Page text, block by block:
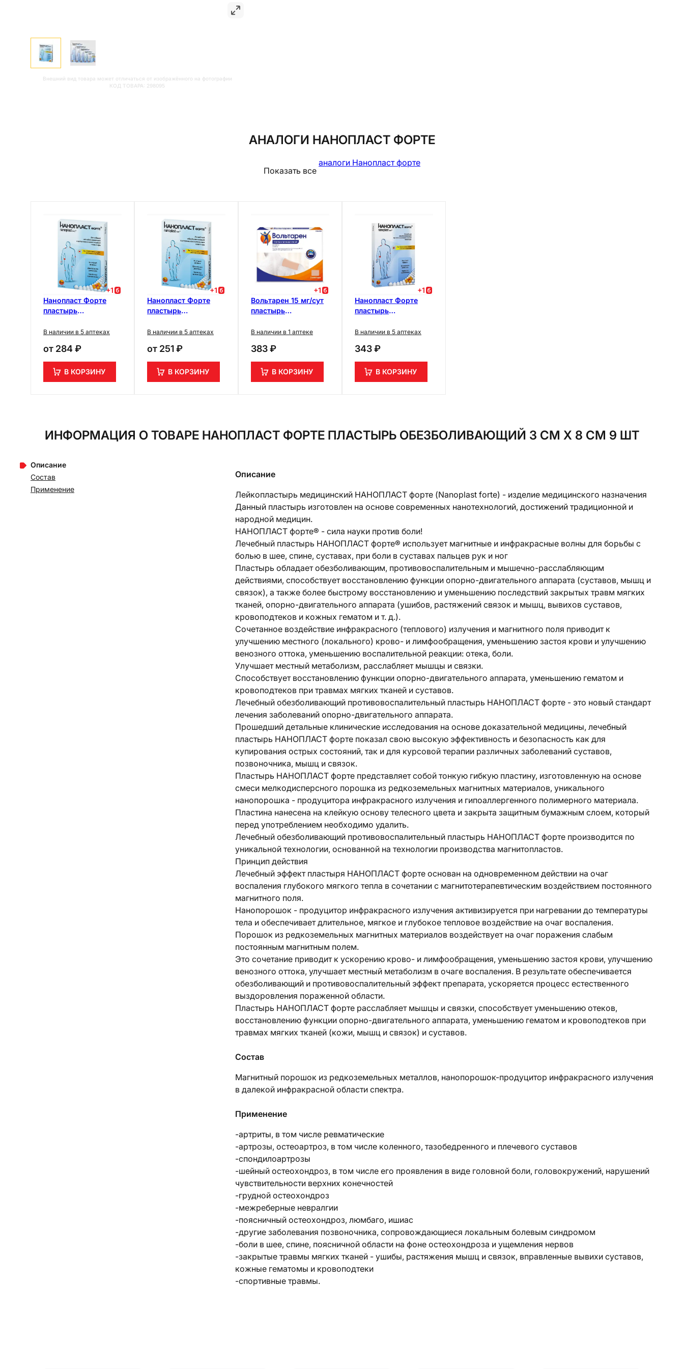
Внешний вид товара может отличаться от изображённого на фотографии
КОД ТОВАРА:
298095
АНАЛОГИ НАНОПЛАСТ ФОРТЕ
Показать все
аналоги Нанопласт форте
+1
Нанопласт Форте
пластырь
см х 16 см 3 шт
В наличии в 5 аптеках
от 284 ₽
В КОРЗИНУ
+1
Нанопласт Форте
пластырь
см х 12 см 3 шт
В наличии в 5 аптеках
от 251 ₽
В КОРЗИНУ
+1
Вольтарен 15 мг/сут
пластырь
мм х 100 мм 2 шт
В наличии в 1 аптеке
383 ₽
В КОРЗИНУ
+1
Нанопласт Форте
пластырь
см х 18 см 3 шт
В наличии в 5 аптеках
343 ₽
В КОРЗИНУ
ИНФОРМАЦИЯ О ТОВАРЕ НАНОПЛАСТ ФОРТЕ ПЛАСТЫРЬ ОБЕЗБОЛИВАЮЩИЙ 3 СМ Х 8 СМ 9 ШТ
Описание
Состав
Применение
Описание
Лейкопластырь медицинский НАНОПЛАСТ форте (Nanoplast forte) - изделие медицинского назначения
Данный пластырь изготовлен на основе современных нанотехнологий, достижений традиционной и
народной медицин.
НАНОПЛАСТ форте® - сила науки против боли!
Лечебный пластырь НАНОПЛАСТ форте® использует магнитные и инфракрасные волны для борьбы с
болью в шее, спине, суставах, при боли в суставах пальцев рук и ног
Пластырь обладает обезболивающим, противовоспалительным и мышечно-расслабляющим
действиями, способствует восстановлению функции опорно-двигательного аппарата (суставов, мышц и
связок), а также более быстрому восстановлению и уменьшению последствий закрытых травм мягких
тканей, опорно-двигательного аппарата (ушибов, растяжений связок и мышц, вывихов суставов,
кровоподтеков и кожных гематом и т. д.).
Сочетанное воздействие инфракрасного (теплового) излучения и магнитного поля приводит к
улучшению местного (локального) крово- и лимфообращения, уменьшению застоя крови и улучшению
венозного оттока, уменьшению воспалительной реакции: отека, боли.
Улучшает местный метаболизм, расслабляет мышцы и связки.
Способствует восстановлению функции опорно-двигательного аппарата, уменьшению гематом и
кровоподтеков при травмах мягких тканей и суставов.
Лечебный обезболивающий противовоспалительный пластырь НАНОПЛАСТ форте - это новый стандарт
лечения заболеваний опорно-двигательного аппарата.
Прошедший детальные клинические исследования на основе доказательной медицины, лечебный
пластырь НАНОПЛАСТ форте показал свою высокую эффективность и безопасность как для
купирования острых состояний, так и для курсовой терапии различных заболеваний суставов,
позвоночника, мышц и связок.
Пластырь НАНОПЛАСТ форте представляет собой тонкую гибкую пластину, изготовленную на основе
смеси мелкодисперсного порошка из редкоземельных магнитных материалов, уникального
нанопорошка - продуцитора инфракрасного излучения и гипоаллергенного полимерного материала.
Пластина нанесена на клейкую основу телесного цвета и закрыта защитным бумажным слоем, который
перед употреблением необходимо удалить.
Лечебный обезболивающий противовоспалительный пластырь НАНОПЛАСТ форте производится по
уникальной технологии, основанной на технологии производства магнитопластов.
Принцип действия
Лечебный эффект пластыря НАНОПЛАСТ форте основан на одновременном действии на очаг
воспаления глубокого мягкого тепла в сочетании с магнитотерапевтическим воздействием постоянного
магнитного поля.
Нанопорошок - продуцитор инфракрасного излучения активизируется при нагревании до температуры
тела и обеспечивает длительное, мягкое и глубокое тепловое воздействие на очаг воспаления.
Порошок из редкоземельных магнитных материалов воздействует на очаг поражения слабым
постоянным магнитным полем.
Это сочетание приводит к ускорению крово- и лимфообращения, уменьшению застоя крови, улучшению
венозного оттока, улучшает местный метаболизм в очаге воспаления. В результате обеспечивается
обезболивающий и противовоспалительный эффект препарата, ускоряется процесс естественного
выздоровления пораженной области.
Пластырь НАНОПЛАСТ форте расслабляет мышцы и связки, способствует уменьшению отеков,
восстановлению функции опорно-двигательного аппарата, уменьшению гематом и кровоподтеков при
травмах мягких тканей (кожи, мышц и связок) и суставов.
Состав
Магнитный порошок из редкоземельных металлов, нанопорошок-продуцитор инфракрасного излучения
в далекой инфракрасной области спектра.
Применение
-артриты, в том числе ревматические
-артрозы, остеоартроз, в том числе коленного, тазобедренного и плечевого суставов
-спондилоартрозы
-шейный остеохондроз, в том числе его проявления в виде головной боли, головокружений, нарушений
чувствительности верхних конечностей
-грудной остеохондроз
-межреберные невралгии
-поясничный остеохондроз, люмбаго, ишиас
-другие заболевания позвоночника, сопровождающиеся локальным болевым синдромом
-боли в шее, спине, поясничной области на фоне остеохондроза и ущемления нервов
-закрытые травмы мягких тканей - ушибы, растяжения мышц и связок, вправленные вывихи суставов,
кожные гематомы и кровоподтеки
-спортивные травмы.